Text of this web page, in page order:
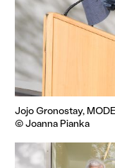
Jojo Gronostay,
© Joanna Pianka